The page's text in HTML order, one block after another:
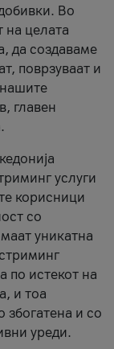
Во
на целата
да создаваме
поврзуваат и
главен
услуги
корисници
со
уникатна
по истекот на
и тоа
збогатена и со
уреди.